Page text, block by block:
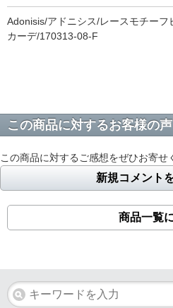
Adonisis/アドニシス/レースモチーフ
カーデ/170313-08-F
この商品に対するお客様の声
この商品に対するご感想をぜひお寄せ
新規コメント
商品一覧